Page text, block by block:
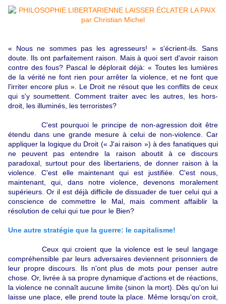
« Nous ne sommes pas lesagresseurs! »s'écrient-ils. Sans
doute. Ils ont parfaitement raison. Mais à quoi sert d'avoir raison
contre des fous? Pascal le déplorait déjà: « Toutesles lumières
de la vérité ne font rien pour arrêter la violence, et ne font que
l'irriter encore plus » . Le Droit ne résout que les conflits de ceux
qui s'y soumettent. Comment traiter avec les autres, les hors-
droit, les illuminés, les terroristes?
C'est pourquoi le principe de non-agression doit être
étendu dans une grande mesure à celui de non-violence. Car
appliquer la logique du Droit (« J'ai raison ») à des fanatiques qui
ne peuvent pas entendre la raison aboutit à ce discours
paradoxal, surtout pour des libertariens, de donner raison à la
violence. C'est elle maintenant qui est justifiée. C'est nous,
maintenant, qui, dans notre violence, devenons moralement
supérieurs. Or il est déjà difficile de dissuader de tuer celui qui a
conscience de commettre le Mal, mais comment affaiblir la
résolution de celui qui tue pour le Bien?
Une autre stratégie que la guerre: le capitalisme!
Ceux qui croient que la violence est le seul langage
compréhensible par leurs adversaires deviennent prisonniers de
leur propre discours. Ils n'ont plus de mots pour penser autre
chose. Or, livrée à sa propre dynamique d'actions et de réactions,
la violence ne connaît aucune limite (sinon la mort). Dès qu'on lui
laisse une place, elle prend toute la place. Même lorsqu'on croit,